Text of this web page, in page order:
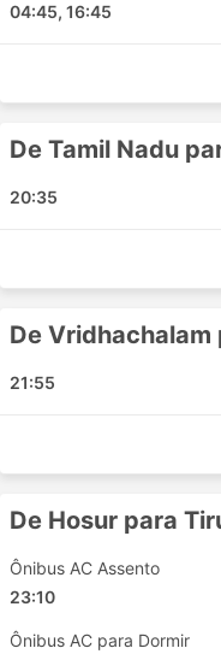
Tamil Nadu -
Puducherry -
Thiruchendur -
Tirunelveli -
Puducherry -
Pathirikuppam -
Cuddalore -
Tiruvannamalai
Tiruvannamalai -
Melur -
Thiruchendur -
Pathirikuppam -
04:45, 16:45
De Tamil Nadu
20:35
De Vridhachalam
21:55
De Hosur para
Ônibus AC Assento
23:10
Ônibus AC para Dormir